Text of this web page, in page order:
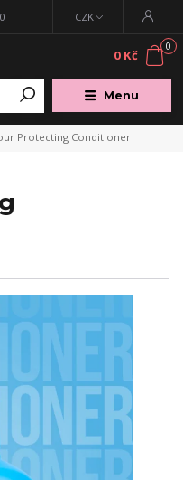
Menu
CZK
0
0 Kč
Protecting Conditioner